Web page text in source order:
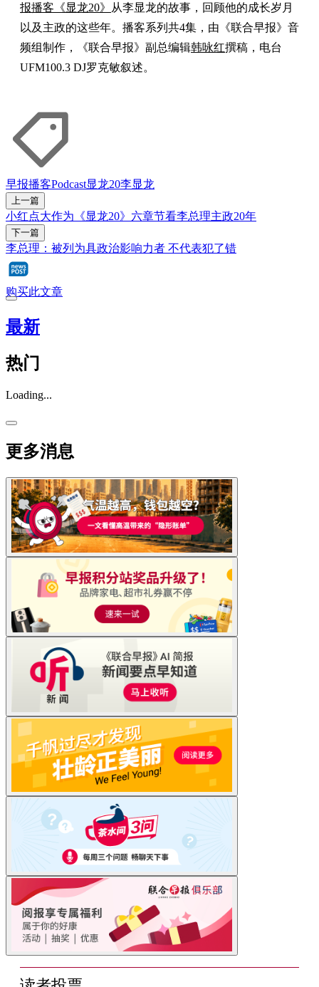
报播客《显龙20》
从李显龙的故事，回顾他的成长岁月
以及主政的这些年。播客系列共4集，由《联合早报》音
频组制作，《联合早报》副总编辑韩咏红撰稿，电台
UFM100.3 DJ罗克敏叙述。
早报播客Podcast显龙20李显龙
上一篇
小红点大作为《显龙20》六章节看李总理主政20年
下一篇
李总理：被列为具政治影响力者 不代表犯了错
购买此文章
最新
热门
Loading...
更多消息